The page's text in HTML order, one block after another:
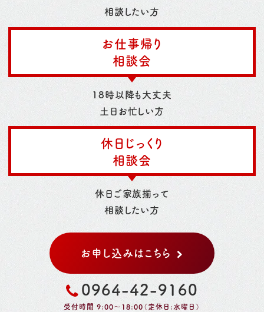
相談したい方
お仕事帰り
相談会
18時以降も大丈夫
土日お忙しい方
休日じっくり
相談会
休日ご家族揃って
相談したい方
お申し込みはこちら
0964-42-9160
受付時間 9:00～18:00（定休日:水曜日）